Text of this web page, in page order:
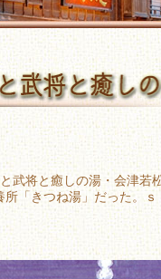
武将と癒しの湯・会津若
「きつね湯」だった。ｓ